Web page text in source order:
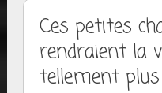
Ces petites
rendraient la
tellement